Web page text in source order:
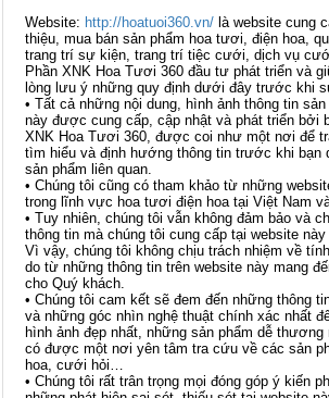
Website: http://hoatuoi360.vn/ là website cung
thiệu, mua bán sản phẩm hoa tươi, điện hoa,
trang trí sự kiện, trang trí tiệc cưới, dịch vụ
Phần XNK Hoa Tươi 360 đầu tư phát triển và
lòng lưu ý những quy định dưới đây trước khi
• Tất cả những nội dung, hình ảnh thông tin
này được cung cấp, cập nhật và phát triển bởi
XNK Hoa Tươi 360, được coi như một nơi để
tìm hiểu và định hướng thông tin trước khi bạn
sản phẩm liên quan.
• Chúng tôi cũng có tham khảo từ những
trong lĩnh vực hoa tươi điện hoa tại Việt Nam
• Tuy nhiên, chúng tôi vẫn không đảm bảo và
thông tin mà chúng tôi cung cấp tại website
Vì vậy, chúng tôi không chịu trách nhiệm về
do từ những thông tin trên website này mang
cho Quý khách.
• Chúng tôi cam kết sẽ đem đến những thông
và những góc nhìn nghệ thuật chính xác nhất
hình ảnh đẹp nhất, những sản phẩm dễ thương
có được một nơi yên tâm tra cứu về các sản
hoa, cưới hỏi…
• Chúng tôi rất trân trọng mọi đóng góp ý kiến